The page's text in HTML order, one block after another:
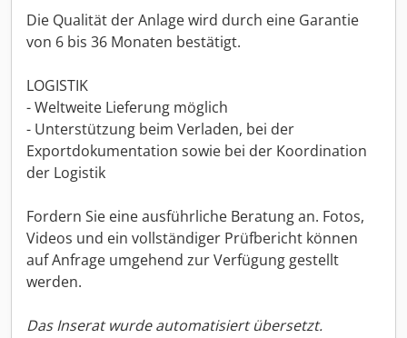
Die Qualität der Anlage wird durch eine Garantie
von 6 bis 36 Monaten bestätigt.
LOGISTIK
- Weltweite Lieferung möglich
- Unterstützung beim Verladen, bei der
Exportdokumentation sowie bei der Koordination
der Logistik
Fordern Sie eine ausführliche Beratung an. Fotos,
Videos und ein vollständiger Prüfbericht können
auf Anfrage umgehend zur Verfügung gestellt
werden.
Das Inserat wurde automatisiert übersetzt.